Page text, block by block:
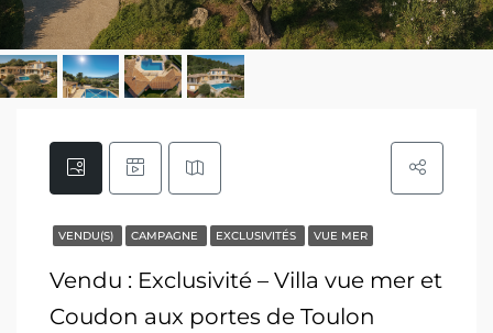
VENDU(S) CAMPAGNE EXCLUSIVITÉS VUE MER
Vendu : Exclusivité – Villa vue mer et
Coudon aux portes de Toulon